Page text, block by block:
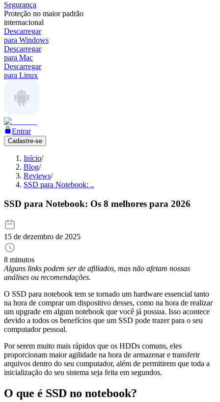
Segurança
Proteção no maior padrão
internacional
Descarregar
para Windows
Descarregar
para Mac
Descarregar
para Linux
Entrar
Cadastre-se
Início/
Blog/
Reviews/
SSD para Notebook: ..
SSD para Notebook: Os 8 melhores para 2026
15 de dezembro de 2025
8 minutos
Alguns links podem ser de afiliados, mas não afetam nossas
análises ou recomendações.
O SSD para notebook tem se tornado um hardware essencial tanto
na hora de comprar um dispositivo desses, como na hora de realizar
um upgrade em algum notebook que você já possua. Isso acontece
devido a todos os benefícios que um SSD pode trazer para o seu
computador pessoal.
Por serem muito mais rápidos que os HDDs comuns, eles
proporcionam maior agilidade na hora de armazenar e transferir
arquivos dentro do seu computador, além de permitirem que toda a
inicialização do seu sistema seja feita em segundos.
O que é SSD no notebook?